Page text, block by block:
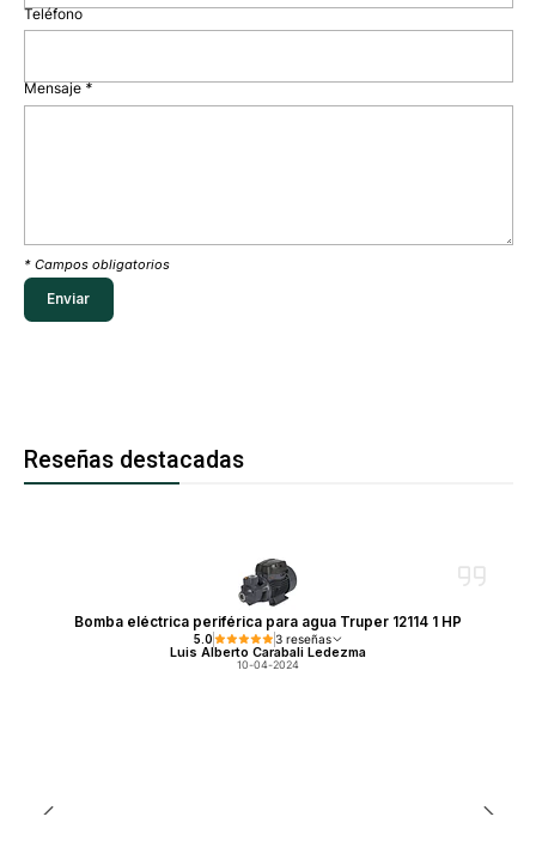
Teléfono
Mensaje *
* Campos obligatorios
Reseñas destacadas
Bomba eléctrica periférica para agua Truper 12114 1 HP
5.0 3 reseñas
Luis Alberto Carabali Ledezma
10-04-2024